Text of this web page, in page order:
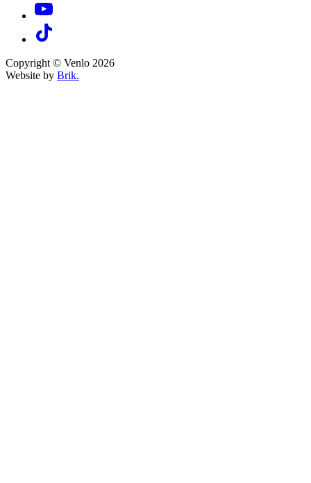
Copyright © Venlo 2026
Website by Brik.